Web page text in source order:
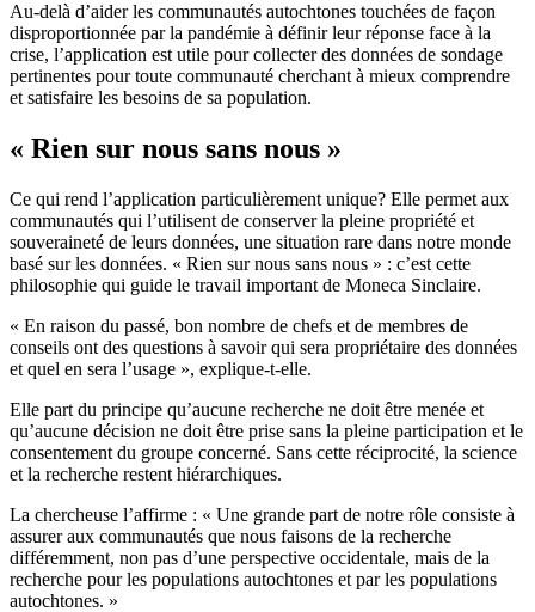
Au-delà d’aider les communautés autochtones touchées de façon
disproportionnée par la pandémie à définir leur réponse face à la
crise, l’application est utile pour collecter des données de sondage
pertinentes pour toute communauté cherchant à mieux comprendre
et satisfaire les besoins de sa population.
« Rien sur nous sans nous »
Ce qui rend l’application particulièrement unique? Elle permet aux
communautés qui l’utilisent de conserver la pleine propriété et
souveraineté de leurs données, une situation rare dans notre monde
basé sur les données. « Rien sur nous sans nous » : c’est cette
philosophie qui guide le travail important de Moneca Sinclaire.
« En raison du passé, bon nombre de chefs et de membres de
conseils ont des questions à savoir qui sera propriétaire des données
et quel en sera l’usage », explique-t-elle.
Elle part du principe qu’aucune recherche ne doit être menée et
qu’aucune décision ne doit être prise sans la pleine participation et le
consentement du groupe concerné. Sans cette réciprocité, la science
et la recherche restent hiérarchiques.
La chercheuse l’affirme : « Une grande part de notre rôle consiste à
assurer aux communautés que nous faisons de la recherche
différemment, non pas d’une perspective occidentale, mais de la
recherche pour les populations autochtones et par les populations
autochtones. »